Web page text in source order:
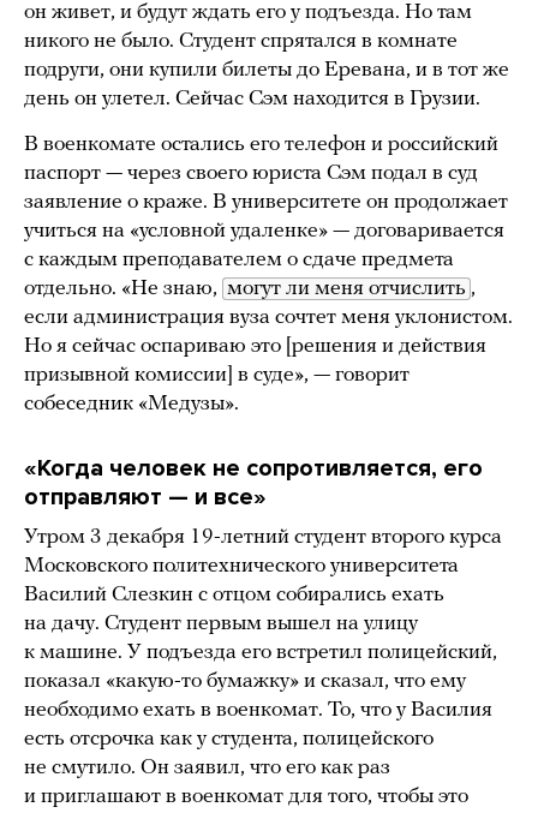
он живет, и будут ждать его у подъезда. Но там
никого не было. Студент спрятался в комнате
подруги, они купили билеты до Еревана, и в тот же
день он улетел. Сейчас Сэм находится в Грузии.
В военкомате остались его телефон и российский
паспорт — через своего юриста Сэм подал в суд
заявление о краже. В университете он продолжает
учиться на «условной удаленке» — договаривается
с каждым преподавателем о сдаче предмета
отдельно. «Не знаю, могут ли меня отчислить ,
если администрация вуза сочтет меня уклонистом.
Но я сейчас оспариваю это [решения и действия
призывной комиссии] в суде», — говорит
собеседник «Медузы».
«Когда человек не сопротивляется, его
отправляют — и все»
Утром 3 декабря 19-летний студент второго курса
Московского политехнического университета
Василий Слезкин с отцом собирались ехать
на дачу. Студент первым вышел на улицу
к машине. У подъезда его встретил полицейский,
показал «какую-то бумажку» и сказал, что ему
необходимо ехать в военкомат. То, что у Василия
есть отсрочка как у студента, полицейского
не смутило. Он заявил, что его как раз
и приглашают в военкомат для того, чтобы это